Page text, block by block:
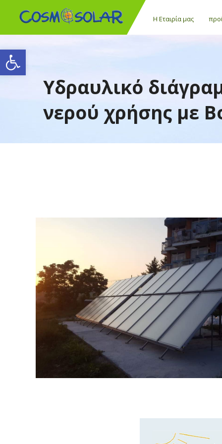
Ανοίξτε τη γραμμή εργαλείων
Η Εταιρία μας
Υδραυλικό
νερού χρήσης με